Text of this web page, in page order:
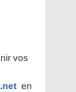
vos
en